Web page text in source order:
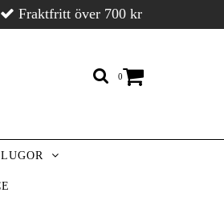
Fraktfritt över 700 kr
0